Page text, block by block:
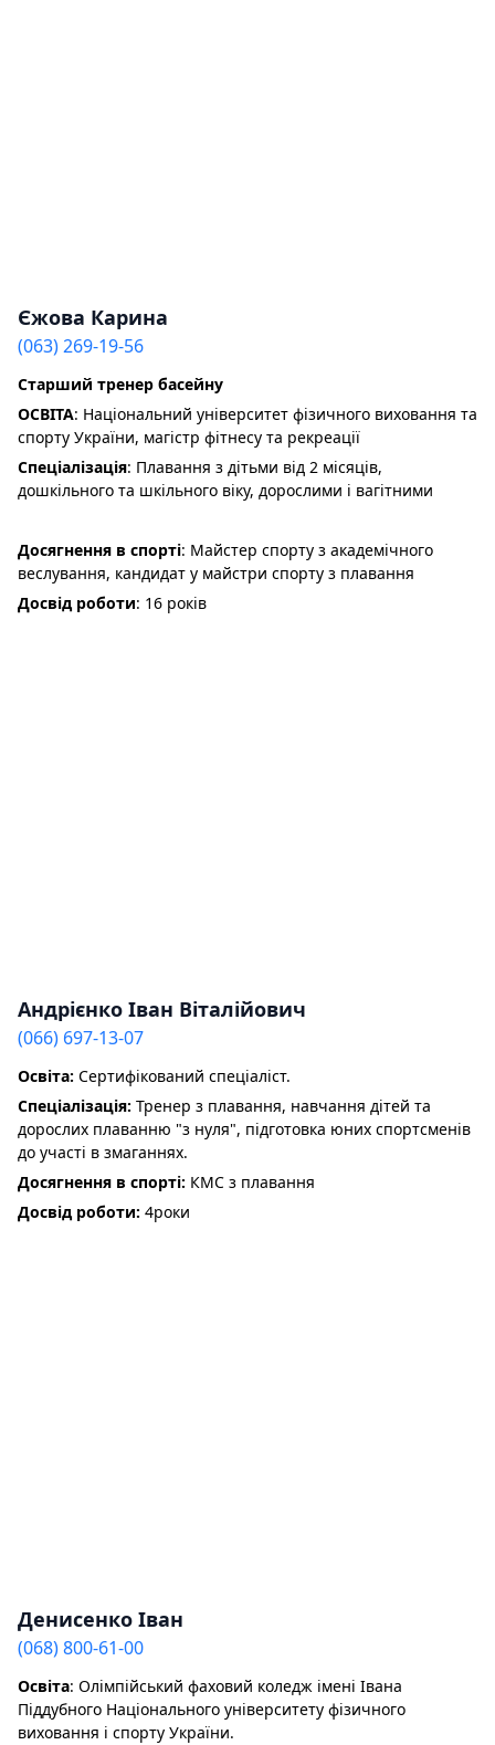
Єжова Карина
(063) 269-19-56
Старший тренер басейну
ОСВІТА: Національний університет фізичного виховання та
спорту України, магістр фітнесу та рекреації
Спеціалізація: Плавання з дітьми від 2 місяців,
дошкільного та шкільного віку, дорослими і вагітними
Досягнення в спорті: Майстер спорту з академічного
веслування, кандидат у майстри спорту з плавання
Досвід роботи: 16 років
Андрієнко Іван Віталійович
(066) 697-13-07
Освіта: Сертифікований спеціаліст.
Спеціалізація: Тренер з плавання, навчання дітей та
дорослих плаванню "з нуля", підготовка юних спортсменів
до участі в змаганнях.
Досягнення в спорті: КМС з плавання
Досвід роботи: 4роки
Денисенко Іван
(068) 800-61-00
Освіта: Олімпійський фаховий коледж імені Івана
Піддубного Національного університету фізичного
виховання і спорту України.